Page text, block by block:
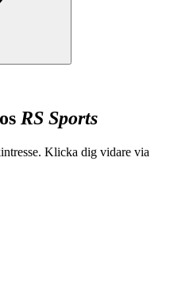
RS Sports
Klicka dig vidare via